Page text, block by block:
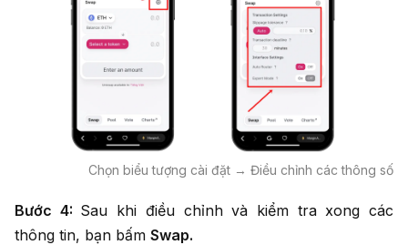
Chọn biểu tượng cài đặt → Điều chỉnh các thông số
Bước 4: Sau khi điều chỉnh và kiểm tra xong các
thông tin, bạn bấm Swap.